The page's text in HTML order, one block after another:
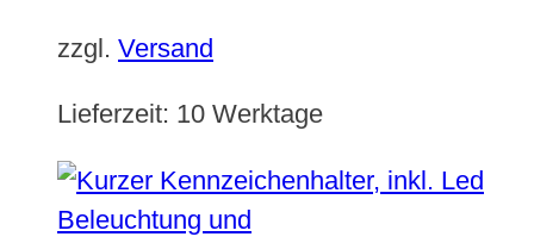
zzgl. Versand
Lieferzeit: 10 Werktage